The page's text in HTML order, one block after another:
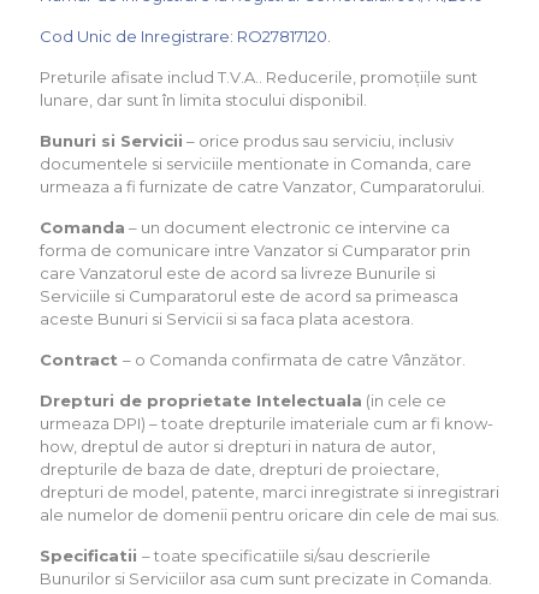
Cod Unic de Inregistrare: RO27817120.
Preturile afisate includ T.V.A.. Reducerile, promoțiile sunt
lunare, dar sunt în limita stocului disponibil.
Bunuri si Servicii – orice produs sau serviciu, inclusiv
documentele si serviciile mentionate in Comanda, care
urmeaza a fi furnizate de catre Vanzator, Cumparatorului.
Comanda – un document electronic ce intervine ca
forma de comunicare intre Vanzator si Cumparator prin
care Vanzatorul este de acord sa livreze Bunurile si
Serviciile si Cumparatorul este de acord sa primeasca
aceste Bunuri si Servicii si sa faca plata acestora.
Contract – o Comanda confirmata de catre Vânzător.
Drepturi de proprietate Intelectuala (in cele ce
urmeaza DPI) – toate drepturile imateriale cum ar fi know-
how, dreptul de autor si drepturi in natura de autor,
drepturile de baza de date, drepturi de proiectare,
drepturi de model, patente, marci inregistrate si inregistrari
ale numelor de domenii pentru oricare din cele de mai sus.
Specificatii – toate specificatiile si/sau descrierile
Bunurilor si Serviciilor asa cum sunt precizate in Comanda.